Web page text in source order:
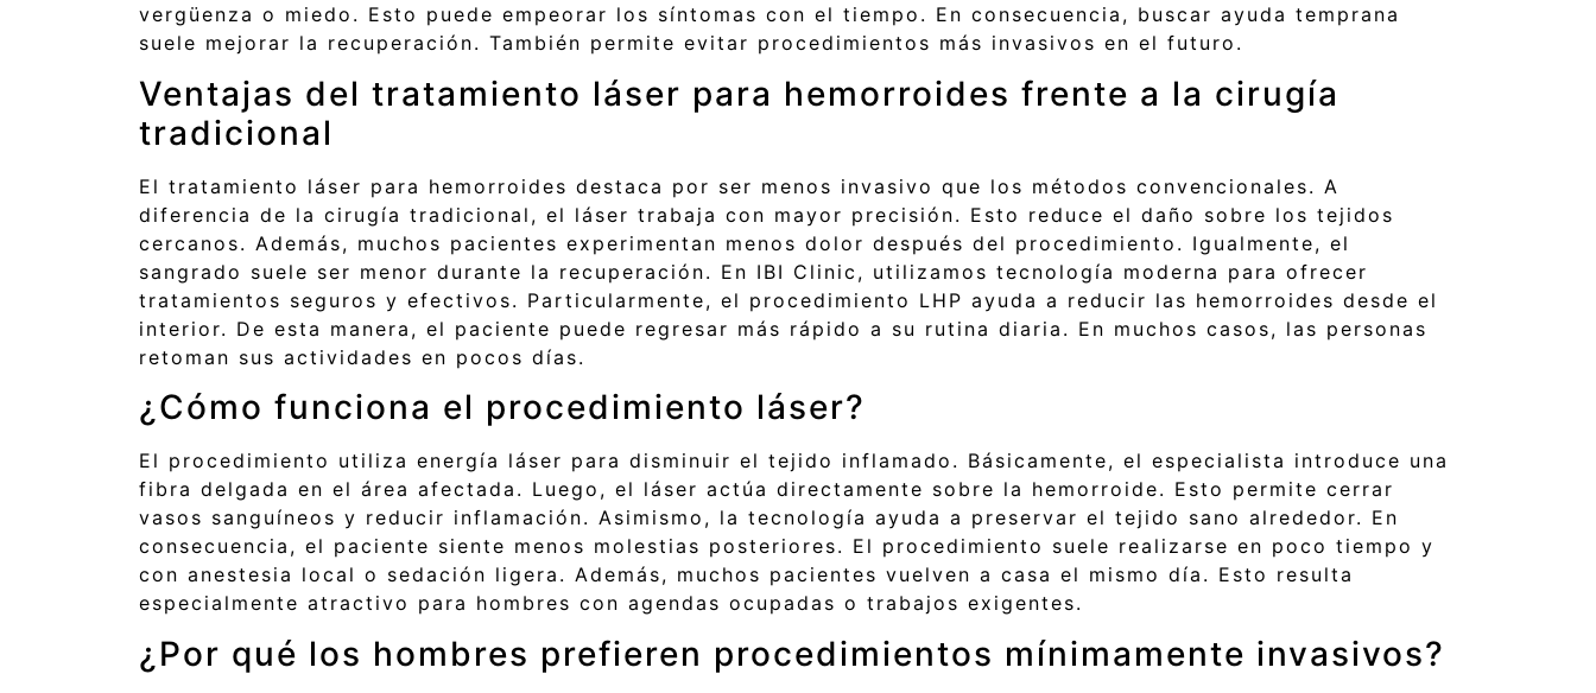
vergüenza o miedo. Esto puede empeorar los síntomas con el tiempo. En consecuencia, buscar ayuda temprana
suele mejorar la recuperación. También permite evitar procedimientos más invasivos en el futuro.
Ventajas del tratamiento láser para hemorroides frente a la cirugía
tradicional
El tratamiento láser para hemorroides destaca por ser menos invasivo que los métodos convencionales. A
diferencia de la cirugía tradicional, el láser trabaja con mayor precisión. Esto reduce el daño sobre los tejidos
cercanos. Además, muchos pacientes experimentan menos dolor después del procedimiento. Igualmente, el
sangrado suele ser menor durante la recuperación. En IBI Clinic, utilizamos tecnología moderna para ofrecer
tratamientos seguros y efectivos. Particularmente, el procedimiento LHP ayuda a reducir las hemorroides desde el
interior. De esta manera, el paciente puede regresar más rápido a su rutina diaria. En muchos casos, las personas
retoman sus actividades en pocos días.
¿Cómo funciona el procedimiento láser?
El procedimiento utiliza energía láser para disminuir el tejido inflamado. Básicamente, el especialista introduce una
fibra delgada en el área afectada. Luego, el láser actúa directamente sobre la hemorroide. Esto permite cerrar
vasos sanguíneos y reducir inflamación. Asimismo, la tecnología ayuda a preservar el tejido sano alrededor. En
consecuencia, el paciente siente menos molestias posteriores. El procedimiento suele realizarse en poco tiempo y
con anestesia local o sedación ligera. Además, muchos pacientes vuelven a casa el mismo día. Esto resulta
especialmente atractivo para hombres con agendas ocupadas o trabajos exigentes.
¿Por qué los hombres prefieren procedimientos mínimamente invasivos?